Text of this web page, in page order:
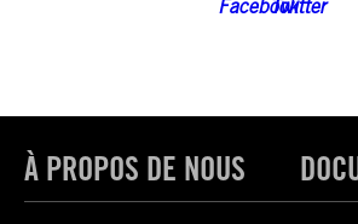
À PROPOS DE NOUS